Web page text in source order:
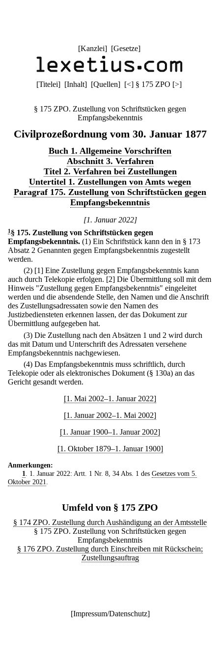
[Kanzlei] [Gesetze]
[Titelei] [Inhalt] [Quellen] [<] § 175 ZPO [>]
§ 175 ZPO. Zustellung von Schriftstücken gegen
Empfangsbekenntnis
Civilprozeßordnung vom 30. Januar 1877
Buch 1. Allgemeine Vorschriften
Abschnitt 3. Verfahren
Titel 2. Verfahren bei Zustellungen
Untertitel 1. Zustellungen von Amts wegen
Paragraf 175. Zustellung von Schriftstücken gegen
Empfangsbekenntnis
[1. Januar 2022]
1 § 175. Zustellung von Schriftstücken gegen
Empfangsbekenntnis. (1) Ein Schriftstück kann den in § 173
Absatz 2 Genannten gegen Empfangsbekenntnis zugestellt
werden.
(2) [1] Eine Zustellung gegen Empfangsbekenntnis kann
auch durch Telekopie erfolgen. [2] Die Übermittlung soll mit dem
Hinweis "Zustellung gegen Empfangsbekenntnis" eingeleitet
werden und die absendende Stelle, den Namen und die Anschrift
des Zustellungsadressaten sowie den Namen des
Justizbediensteten erkennen lassen, der das Dokument zur
Übermittlung aufgegeben hat.
(3) Die Zustellung nach den Absätzen 1 und 2 wird durch
das mit Datum und Unterschrift des Adressaten versehene
Empfangsbekenntnis nachgewiesen.
(4) Das Empfangsbekenntnis muss schriftlich, durch
Telekopie oder als elektronisches Dokument (§ 130a) an das
Gericht gesandt werden.
[1. Mai 2002–1. Januar 2022]
[1. Januar 2002–1. Mai 2002]
[1. Januar 1900–1. Januar 2002]
[1. Oktober 1879–1. Januar 1900]
Anmerkungen:
1
. 1. Januar 2022: Artt. 1 Nr. 8, 34 Abs. 1 des Gesetzes vom 5.
Oktober 2021
Umfeld von § 175 ZPO
§ 174 ZPO. Zustellung durch Aushändigung an der Amtsstelle
§ 175 ZPO. Zustellung von Schriftstücken gegen
Empfangsbekenntnis
§ 176 ZPO. Zustellung durch Einschreiben mit Rückschein;
Zustellungsauftrag
[Impressum/Datenschutz]